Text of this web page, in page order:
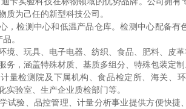
质为己任的新型科技公司。
，检测中心和低温产品仓库。检测中心配备
。
境、玩具、电子电器、纺织、食品、肥料、皮
务，涵盖特殊材质、基质多组分、特殊包装定
量检测院及下属机构、食品检定所、海关、
实验室、生产企业质检部门等。
试验、品控管理、计量分析事业提供方便快